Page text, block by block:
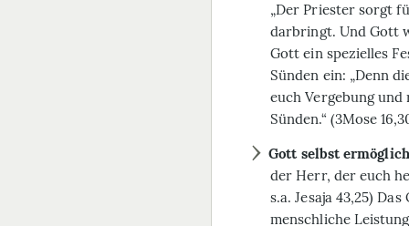
„Der Priester sorgt
darbringt. Und Gott
Gott ein spezielles
Sünden ein: „Denn
euch Vergebung
Sünden.“ (3Mose
Gott selbst
der Herr, der euch
s.a. Jesaja 43,25)
menschliche